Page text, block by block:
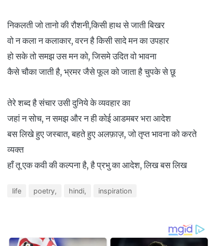
निकलती जो तानो की रौशनी,किसी हाथ से जाती बिखर
वो न कला न कलाकार, वरन है किसी सादे मन का उपहार
हो सके तो समझ उस मन को, जिसमे उदित वो भावना
कैसे चौका जाती है, भ्रमर जैसे फूल को जाता है चुपके से छू
तेरे शब्द है संचार उसी दुनिये के व्यवहार का
जहां न सोच, न समझ और न ही कोई आडमबर भरा आदेश
बस लिखे हुए जस्बात, बहते हुए अलफ़ाज़, जो तृप्त भावना को करते
व्यक्त
हाँ तू एक कवी की कल्पना है, है प्रभु का आदेश, लिख बस लिख
life poetry, hindi, inspiration